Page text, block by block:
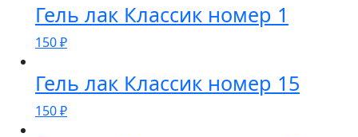
Гель лак Классик номер 1
150₽
Гель лак Классик номер 15
150₽